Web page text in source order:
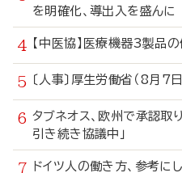
を明確化、導出入を盛んに
【中医協】医療機器3製
〔人事〕厚生労働省（8月
タブネオス、欧州で承認
引き続き協議中」
ドイツ人の働き方、参考